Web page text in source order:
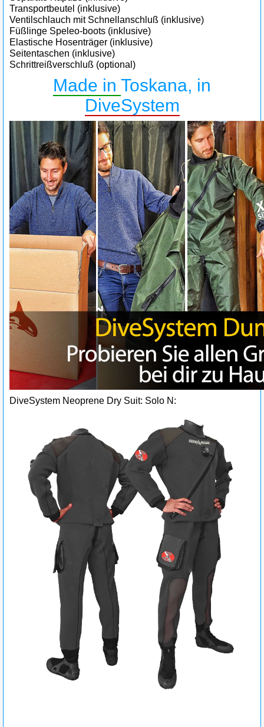
Transportbeutel (inklusive)
Ventilschlauch mit Schnellanschluß (inklusive)
Füßlinge Speleo-boots (inklusive)
Elastische Hosenträger (inklusive)
Seitentaschen (inklusive)
Schrittreißverschluß (optional)
Made in Toskana, in
DiveSystem
DiveSystem Neoprene Dry Suit: Solo N: